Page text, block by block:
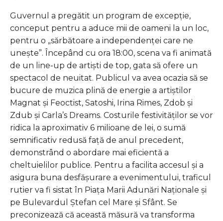
Guvernul a pregătit un program de excepție,
conceput pentru a aduce mii de oameni la un loc,
pentru o „sărbătoare a independenței care ne
unește”. Începând cu ora 18:00, scena va fi animată
de un line-up de artiști de top, gata să ofere un
spectacol de neuitat. Publicul va avea ocazia să se
bucure de muzica plină de energie a artiștilor
Magnat și Feoctist, Satoshi, Irina Rimes, Zdob și
Zdub și Carla’s Dreams. Costurile festivităților se vor
ridica la aproximativ 6 milioane de lei, o sumă
semnificativ redusă față de anul precedent,
demonstrând o abordare mai eficientă a
cheltuielilor publice. Pentru a facilita accesul și a
asigura buna desfășurare a evenimentului, traficul
rutier va fi sistat în Piața Marii Adunări Naționale și
pe Bulevardul Ștefan cel Mare și Sfânt. Se
preconizează că această măsură va transforma